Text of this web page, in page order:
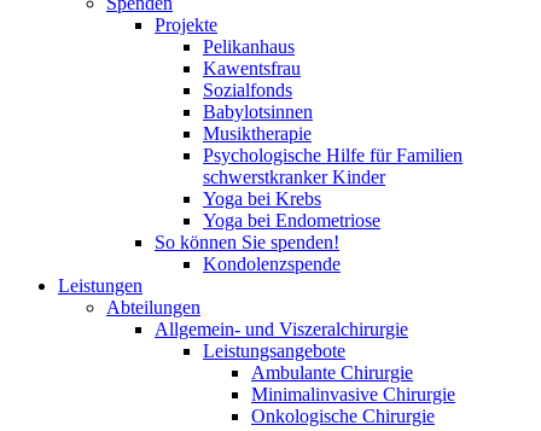
Projekte
Pelikanhaus
Kawentsfrau
Sozialfonds
Babylotsinnen
Musiktherapie
Psychologische Hilfe für Familien
schwerstkranker Kinder
Yoga bei Krebs
Yoga bei Endometriose
So können Sie spenden!
Kondolenzspende
Leistungen
Abteilungen
Allgemein- und Viszeralchirurgie
Leistungsangebote
Ambulante Chirurgie
Minimalinvasive Chirurgie
Onkologische Chirurgie